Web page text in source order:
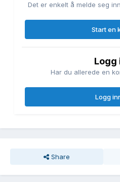
Det er enkelt å melde seg
Start en
Logg
Har du allerede en
Logg
Share